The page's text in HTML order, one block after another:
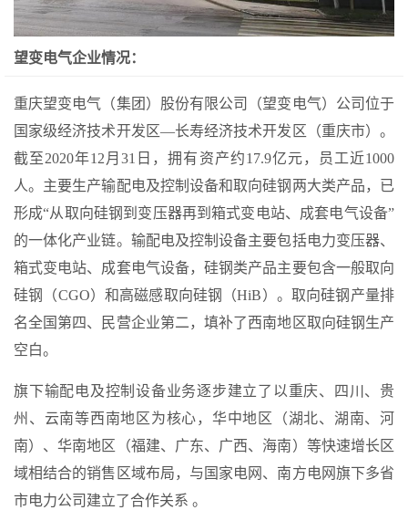
望变电气企业情况：
重庆望变电气（集团）股份有限公司（望变电气）公司位于
国家级经济技术开发区—长寿经济技术开发区（重庆市）。
截至2020年12月31日，拥有资产约17.9亿元，员工近1000
人。主要生产输配电及控制设备和取向硅钢两大类产品，已
形成“从取向硅钢到变压器再到箱式变电站、成套电气设备”
的一体化产业链。输配电及控制设备主要包括电力变压器、
箱式变电站、成套电气设备，硅钢类产品主要包含一般取向
硅钢（CGO）和高磁感取向硅钢（HiB）。取向硅钢产量排
名全国第四、民营企业第二，填补了西南地区取向硅钢生产
空白。
旗下输配电及控制设备业务逐步建立了以重庆、四川、贵
州、云南等西南地区为核心，华中地区（湖北、湖南、河
南）、华南地区（福建、广东、广西、海南）等快速增长区
域相结合的销售区域布局，与国家电网、南方电网旗下多省
市电力公司建立了合作关系 。